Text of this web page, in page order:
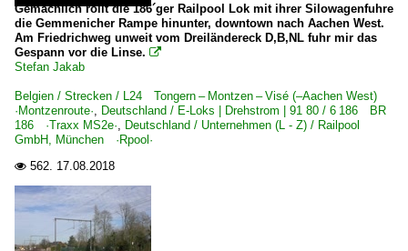
Gemächlich rollt die 186´ger Railpool Lok mit ihrer Silowagenfuhre
die Gemmenicher Rampe hinunter, downtown nach Aachen West.
Am Friedrichweg unweit vom Dreiländereck D,B,NL fuhr mir das
Gespann vor die Linse. 
Stefan Jakab
Belgien / Strecken / L24 Tongern – Montzen – Visé (–Aachen West)
·Montzenroute·, Deutschland / E-Loks | Drehstrom | 91 80 / 6 186 BR
186 ·Traxx MS2e·, Deutschland / Unternehmen (L - Z) / Railpool
GmbH, München ·Rpool·
 562. 17.08.2018